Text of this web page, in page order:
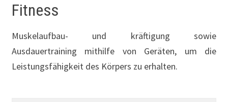
Fitness
Muskelaufbau- und kräftigung sowie
Ausdauertraining mithilfe von Geräten, um die
Leistungsfähigkeit des Körpers zu erhalten.